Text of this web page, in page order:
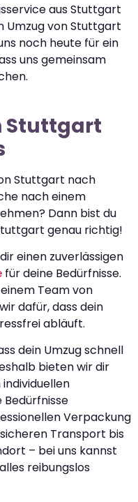
aus Stuttgart
Umzug von Stuttgart
noch heute für ein
uns gemeinsam
Stuttgart
Stuttgart nach
nach einem
Dann bist du
genau richtig!
einen zuverlässigen
für deine Bedürfnisse.
Team von
dafür, dass dein
abläuft.
dein Umzug schnell
bieten wir dir
Bedürfnisse
Verpackung
Transport bis
– bei uns kannst
reibungslos